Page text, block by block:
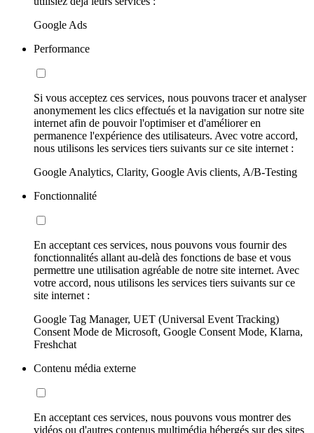
Google Ads
Performance
Si vous acceptez ces services, nous pouvons tracer et analyser
anonymement les clics effectués et la navigation sur notre site
internet afin de pouvoir l'optimiser et d'améliorer en
permanence l'expérience des utilisateurs. Avec votre accord,
nous utilisons les services tiers suivants sur ce site internet :
Google Analytics, Clarity, Google Avis clients, A/B-Testing
Fonctionnalité
En acceptant ces services, nous pouvons vous fournir des
fonctionnalités allant au-delà des fonctions de base et vous
permettre une utilisation agréable de notre site internet. Avec
votre accord, nous utilisons les services tiers suivants sur ce
site internet :
Google Tag Manager, UET (Universal Event Tracking)
Consent Mode de Microsoft, Google Consent Mode, Klarna,
Freshchat
Contenu média externe
En acceptant ces services, nous pouvons vous montrer des
vidéos ou d'autres contenus multimédia hébergés sur des sites